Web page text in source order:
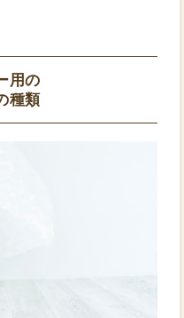
用の
種類